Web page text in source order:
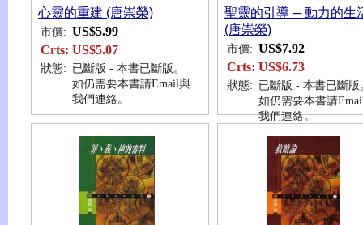
心靈的重建 (唐崇榮)
市價: US$5.99
Crts: US$5.07
狀態: 已斷版 - 本書已斷版。
如仍需要本書請Email與
我們連絡。
聖靈的引導 ─ 動力的生
(唐崇榮)
市價: US$7.92
Crts: US$6.73
狀態: 已斷版 - 本書已斷版
如仍需要本書請
我們連絡。